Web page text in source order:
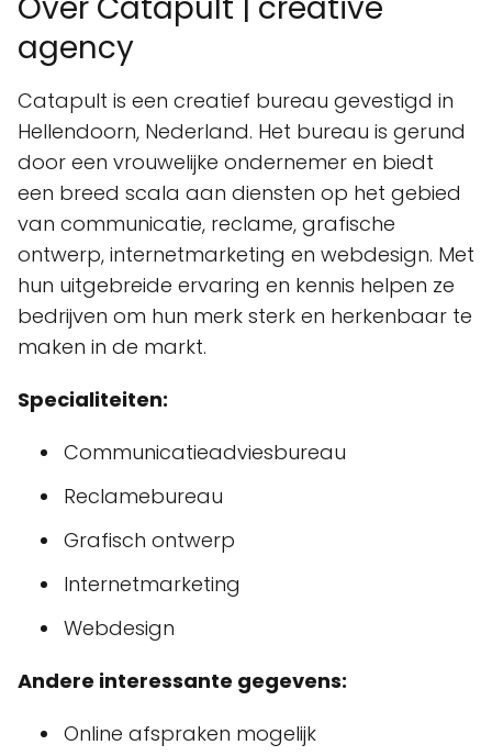
Over Catapult | creative
agency
Catapult is een creatief bureau gevestigd in
Hellendoorn, Nederland. Het bureau is gerund
door een vrouwelijke ondernemer en biedt
een breed scala aan diensten op het gebied
van communicatie, reclame, grafische
ontwerp, internetmarketing en webdesign. Met
hun uitgebreide ervaring en kennis helpen ze
bedrijven om hun merk sterk en herkenbaar te
maken in de markt.
Specialiteiten:
Communicatieadviesbureau
Reclamebureau
Grafisch ontwerp
Internetmarketing
Webdesign
Andere interessante gegevens:
Online afspraken mogelijk